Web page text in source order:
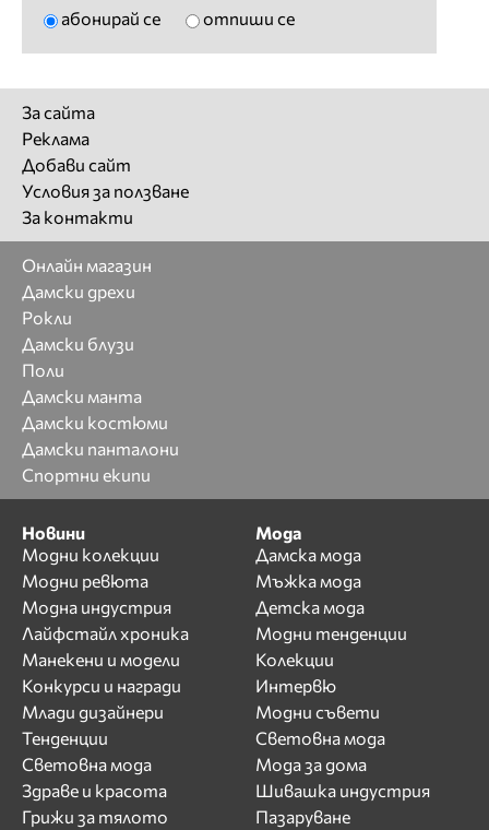
абонирай се отпиши се
За сайта
Реклама
Добави сайт
Условия за ползване
За контакти
Онлайн магазин
Дамски дрехи
Рокли
Дамски блузи
Поли
Дамски манта
Дамски костюми
Дамски панталони
Спортни екипи
Новини
Модни колекции
Модни ревюта
Модна индустрия
Лайфстайл хроника
Манекени и модели
Конкурси и награди
Млади дизайнери
Тенденции
Световна мода
Здраве и красота
Грижи за тялото
Мода
Дамска мода
Мъжка мода
Детска мода
Модни тенденции
Колекции
Интервю
Модни съвети
Световна мода
Мода за дома
Шивашка индустрия
Пазаруване